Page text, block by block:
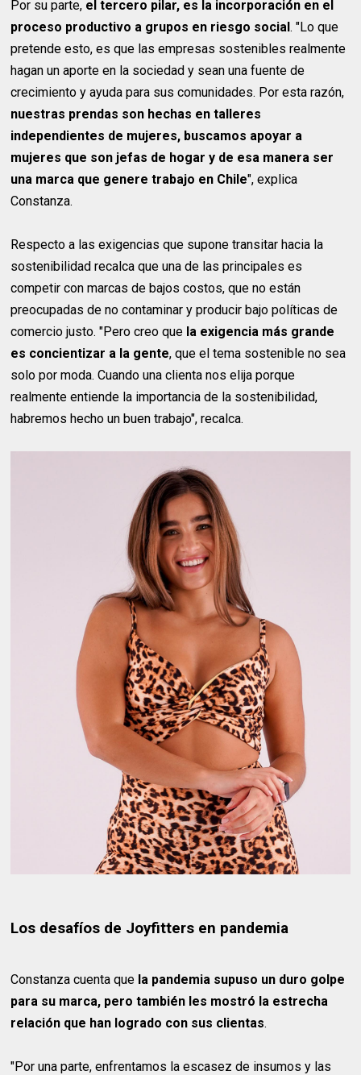
Por su parte, el tercero pilar, es la incorporación en el
proceso productivo a grupos en riesgo social. "Lo que
pretende esto, es que las empresas sostenibles realmente
hagan un aporte en la sociedad y sean una fuente de
crecimiento y ayuda para sus comunidades. Por esta razón,
nuestras prendas son hechas en talleres
independientes de mujeres, buscamos apoyar a
mujeres que son jefas de hogar y de esa manera ser
una marca que genere trabajo en Chile", explica
Constanza.
Respecto a las exigencias que supone transitar hacia la
sostenibilidad recalca que una de las principales es
competir con marcas de bajos costos, que no están
preocupadas de no contaminar y producir bajo políticas de
comercio justo. "Pero creo que la exigencia más grande
es concientizar a la gente, que el tema sostenible no sea
solo por moda. Cuando una clienta nos elija porque
realmente entiende la importancia de la sostenibilidad,
habremos hecho un buen trabajo", recalca.
Los desafíos de Joyfitters en pandemia
Constanza cuenta que la pandemia supuso un duro golpe
para su marca, pero también les mostró la estrecha
relación que han logrado con sus clientas.
"Por una parte, enfrentamos la escasez de insumos y las